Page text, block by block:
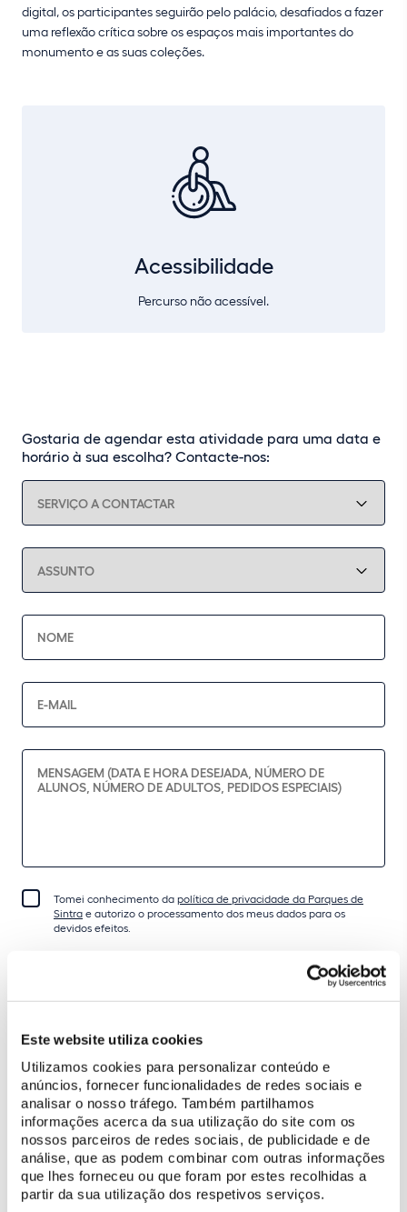
Este website utiliza cookies
Utilizamos cookies para personalizar conteúdo e
anúncios, fornecer funcionalidades de redes sociais e
analisar o nosso tráfego. Também partilhamos
informações acerca da sua utilização do site com os
nossos parceiros de redes sociais, de publicidade e de
análise, que as podem combinar com outras informações
que lhes forneceu ou que foram por estes recolhidas a
partir da sua utilização dos respetivos serviços.
digital, os participantes seguirão pelo palácio, desafiados a fazer
uma reflexão crítica sobre os espaços mais importantes do
monumento e as suas coleções.
Acessibilidade
Percurso não acessível.
Gostaria de agendar esta atividade para uma data e
horário à sua escolha? Contacte-nos:
Tomei conhecimento da política de privacidade da Parques de
Sintra e autorizo o processamento dos meus dados para os
devidos efeitos.
ENVIAR
Preçário
Bilhete de grupo escolar (1 a 15 alunos)
Participante extra (até um máximo de 5 por grupo) 5 €